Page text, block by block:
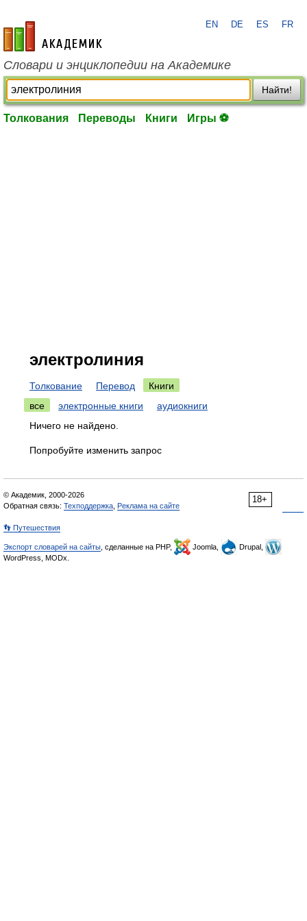
academic.ru
EN DE ES FR
Словари и энциклопедии на Академике
Найти!
Толкования Переводы Книги Игры ⚽
электролиния
Толкование Перевод
Книги
все
электронные книги
аудиокниги
Ничего не найдено.
Попробуйте изменить запрос
18+
© Академик, 2000-2026
Обратная связь: Техподдержка Реклама на сайте
👣 Путешествия
Экспорт словарей на сайты , сделанные на PHP, Joomla,
Drupal,
WordPress, MODx.